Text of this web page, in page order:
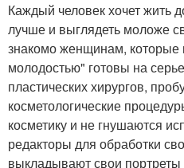
Каждый человек хочет жить
лучше и выглядеть моложе
знакомо женщинам, которые
молодостью" готовы на
пластических хирургов,
косметологические
косметику и не гнушаются
редакторы для обработки
выкладывают свои портреты